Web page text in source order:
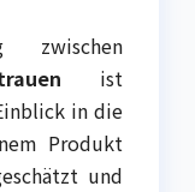
zwischen
ist
in die
Produkt
und